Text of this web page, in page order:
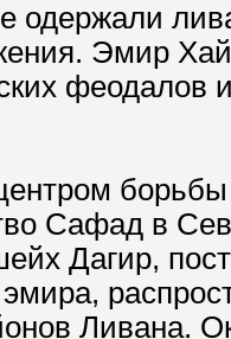
Эмир
феодалов
борьбы
Сафад в
Дагир,
эмира,
Ливана.